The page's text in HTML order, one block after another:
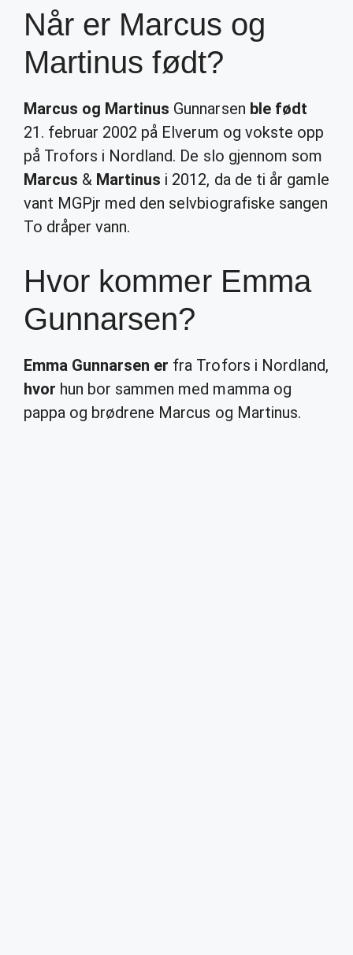
Når er Marcus og
Martinus født?
Marcus og Martinus Gunnarsen ble født
21. februar 2002 på Elverum og vokste opp
på Trofors i Nordland. De slo gjennom som
Marcus & Martinus i 2012, da de ti år gamle
vant MGPjr med den selvbiografiske sangen
To dråper vann.
Hvor kommer Emma
Gunnarsen?
Emma Gunnarsen er fra Trofors i Nordland,
hvor hun bor sammen med mamma og
pappa og brødrene Marcus og Martinus.